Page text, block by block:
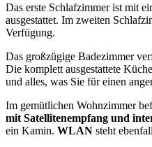
Das erste Schlafzimmer ist mit
ausgestattet. Im zweiten
Verfügung.
Das großzügige Badezimmer
Die komplett ausgestattete
und alles, was Sie für einen
Im gemütlichen Wohnzimmer
mit Satellitenempfang und
ein Kamin. WLAN steht